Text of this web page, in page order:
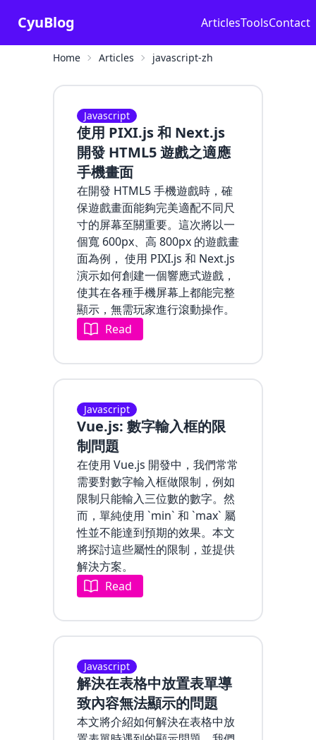
CyuBlog ArticlesToolsContact
Home Articles javascript-zh
Javascript
使用 PIXI.js 和 Next.js
開發 HTML5 遊戲之適應
手機畫面
在開發 HTML5 手機遊戲時，確
保遊戲畫面能夠完美適配不同尺
寸的屏幕至關重要。這次將以一
個寬 600px、高 800px 的遊戲畫
面為例， 使用 PIXI.js 和 Next.js
演示如何創建一個響應式遊戲，
使其在各種手機屏幕上都能完整
顯示，無需玩家進行滾動操作。
Read
Javascript
Vue.js: 數字輸入框的限
制問題
在使用 Vue.js 開發中，我們常常
需要對數字輸入框做限制，例如
限制只能輸入三位數的數字。然
而，單純使用 `min` 和 `max` 屬
性並不能達到預期的效果。本文
將探討這些屬性的限制，並提供
解決方案。
Read
Javascript
解決在表格中放置表單導
致內容無法顯示的問題
本文將介紹如何解決在表格中放